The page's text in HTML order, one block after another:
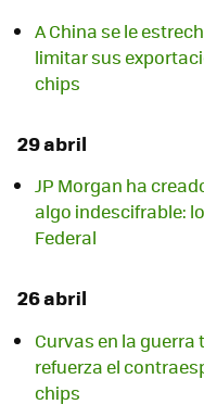
A China se le
limitar sus
chips
29 abril
JP Morgan ha
algo indescifrable:
Federal
26 abril
Curvas en la guerra
refuerza el
chips